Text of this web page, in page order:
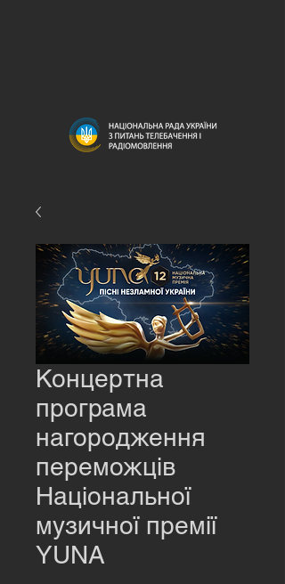
Концертна
програма
нагородження
переможців
Національної
музичної премії
YUNA